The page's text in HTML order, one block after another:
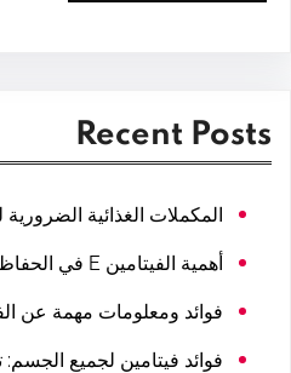
Recent Posts
المكملات الغذائية
أهمية الفيتامين E في الحفاظ على صحة الجسم
فوائد ومعلومات مهمة عن
فوائد فيتامين لجميع الجسم: